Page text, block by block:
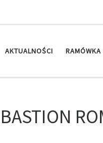
AKTUALNOŚCI RAMÓWKA